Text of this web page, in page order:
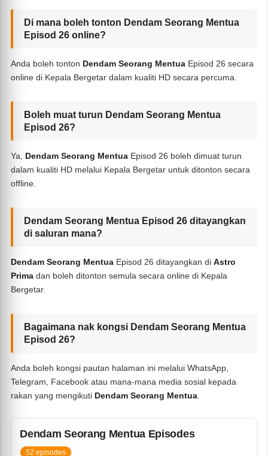
Di mana boleh tonton Dendam Seorang Mentua
Episod 26 online?
Anda boleh tonton Dendam Seorang Mentua Episod 26 secara
online di Kepala Bergetar dalam kualiti HD secara percuma.
Boleh muat turun Dendam Seorang Mentua
Episod 26?
Ya, Dendam Seorang Mentua Episod 26 boleh dimuat turun
dalam kualiti HD melalui Kepala Bergetar untuk ditonton secara
offline.
Dendam Seorang Mentua Episod 26 ditayangkan
di saluran mana?
Dendam Seorang Mentua Episod 26 ditayangkan diAstro
Prima dan boleh ditonton semula secara online di Kepala
Bergetar.
Bagaimana nak kongsi Dendam Seorang Mentua
Episod 26?
Anda boleh kongsi pautan halaman ini melalui WhatsApp,
Telegram, Facebook atau mana-mana media sosial kepada
rakan yang mengikuti Dendam Seorang Mentua
Dendam Seorang Mentua Episodes
52 episodes